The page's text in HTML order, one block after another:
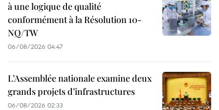
à une logique de qualité
conformément à la Résolution 10-
NQ/TW
06/08/2026 04:47
L’Assemblée nationale examine deux
grands projets d’infrastructures
06/08/2026 02:33